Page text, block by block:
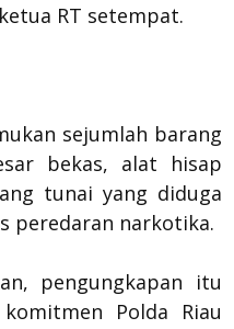
RT setempat.
sejumlah barang
bekas, alat hisap
tunai yang diduga
peredaran narkotika.
pengungkapan itu
Polda Riau